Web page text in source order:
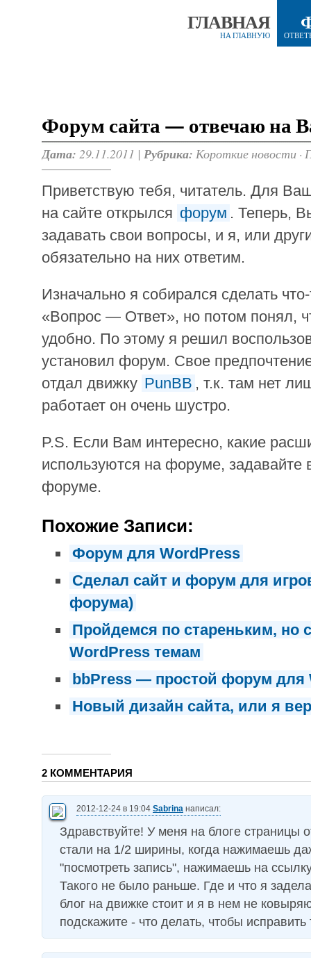
ГЛАВНАЯ
НА ГЛАВНУЮ
Форум сайта — отвечаю на
Дата: 29.11.2011 | Рубрика: Короткие новости ·
Приветствую тебя, читатель. Для
на сайте открылся форум . Теперь,
задавать свои вопросы, и я, или
обязательно на них ответим.
Изначально я собирался сделать
«Вопрос — Ответ», но потом понял,
удобно. По этому я решил
установил форум. Свое
отдал движку PunBB , т.к. там нет
работает он очень шустро.
P.S. Если Вам интересно, какие
используются на форуме, задавайте
форуме.
Похожие Записи:
Форум для WordPress
Сделал сайт и форум для
форума)
Пройдемся по стареньким, но
WordPress темам
bbPress — простой форум для
Новый дизайн сайта, или я
2 КОММЕНТАРИЯ
2012-12-24 в 19:04 Sabrina написал:
Здравствуйте! У меня на блоге страницы
стали на 1/2 ширины, когда нажимаешь
"посмотреть запись", нажимаешь на
Такого не было раньше. Где и что я
блог на движке стоит и я в нем не
подскажите - что делать, чтобы